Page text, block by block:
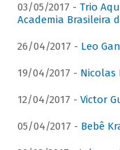
03/05/2017 - Trio
Academia Brasileira
26/04/2017 - Leo
19/04/2017 - Nicolas
12/04/2017 - Victor
05/04/2017 - Bebê